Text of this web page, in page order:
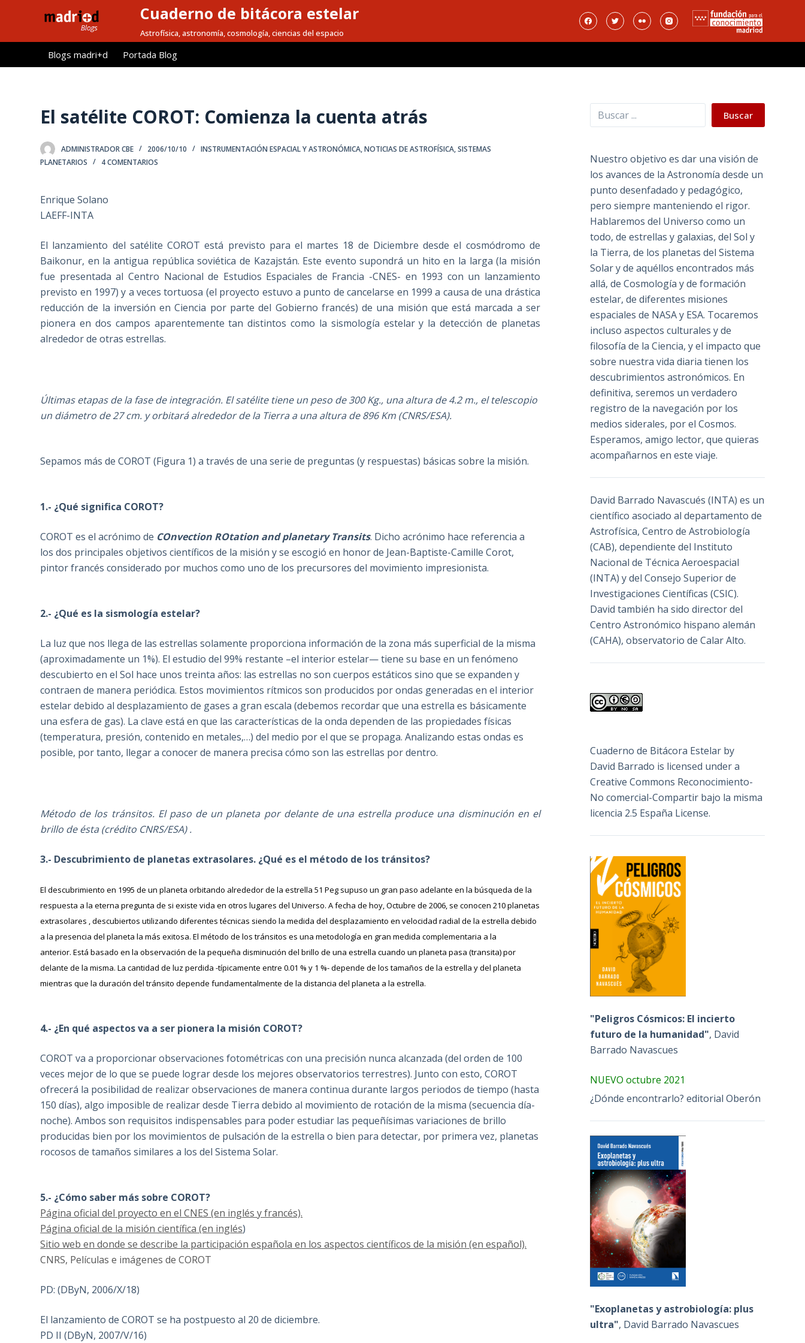
l
Cuaderno de bitácora estelar
Astrofísica, astronomía, cosmología, ciencias del espacio
Blogs madri+d Portada Blog
El satélite COROT: Comienza la cuenta atrás
ADMINISTRADOR CBE 2006/10/10 INSTRUMENTACIÓN ESPACIAL Y ASTRONÓMICA,NOTICIAS DE ASTROFÍSICA,SISTEMAS
PLANETARIOS
4 COMENTARIOS
Enrique Solano
LAEFF-INTA
El lanzamiento del satélite COROT está previsto para el martes 18 de Diciembre desde el cosmódromo de
Baikonur, en la antigua república soviética de Kazajstán. Este evento supondrá un hito en la larga (la misión
fue presentada al Centro Nacional de Estudios Espaciales de Francia -CNES- en 1993 con un lanzamiento
previsto en 1997) y a veces tortuosa (el proyecto estuvo a punto de cancelarse en 1999 a causa de una drástica
reducción de la inversión en Ciencia por parte del Gobierno francés) de una misión que está marcada a ser
pionera en dos campos aparentemente tan distintos como la sismología estelar y la detección de planetas
alrededor de otras estrellas.
Últimas etapas de la fase de integración. El satélite tiene un peso de 300 Kg., una altura de 4.2 m., el telescopio
un diámetro de 27 cm. y orbitará alrededor de la Tierra a una altura de 896 Km (CNRS/ESA).
Sepamos más de COROT (Figura 1) a través de una serie de preguntas (y respuestas) básicas sobre la misión.
1.- ¿Qué significa COROT?
COROT es el acrónimo de COnvection ROtation and planetary Transits. Dicho acrónimo hace referencia a
los dos principales objetivos científicos de la misión y se escogió en honor de Jean-Baptiste-Camille Corot,
pintor francés considerado por muchos como uno de los precursores del movimiento impresionista.
2.- ¿Qué es la sismología estelar?
La luz que nos llega de las estrellas solamente proporciona información de la zona más superficial de la misma
(aproximadamente un 1%). El estudio del 99% restante –el interior estelar— tiene su base en un fenómeno
descubierto en el Sol hace unos treinta años: las estrellas no son cuerpos estáticos sino que se expanden y
contraen de manera periódica. Estos movimientos rítmicos son producidos por ondas generadas en el interior
estelar debido al desplazamiento de gases a gran escala (debemos recordar que una estrella es básicamente
una esfera de gas). La clave está en que las características de la onda dependen de las propiedades físicas
(temperatura, presión, contenido en metales,…) del medio por el que se propaga. Analizando estas ondas es
posible, por tanto, llegar a conocer de manera precisa cómo son las estrellas por dentro.
Método de los tránsitos. El paso de un planeta por delante de una estrella produce una disminución en el
brillo de ésta (crédito CNRS/ESA) .
3.- Descubrimiento de planetas extrasolares. ¿Qué es el método de los tránsitos?
El descubrimiento en 1995 de un planeta orbitando alrededor de la estrella 51 Peg supuso un gran paso adelante en la búsqueda de la
respuesta a la eterna pregunta de si existe vida en otros lugares del Universo. A fecha de hoy, Octubre de 2006, se conocen 210 planetas
extrasolares , descubiertos utilizando diferentes técnicas siendo la medida del desplazamiento en velocidad radial de la estrella debido
a la presencia del planeta la más exitosa. El método de los tránsitos es una metodología en gran medida complementaria a la
anterior. Está basado en la observación de la pequeña disminución del brillo de una estrella cuando un planeta pasa (transita) por
delante de la misma. La cantidad de luz perdida -típicamente entre 0.01 % y 1 %- depende de los tamaños de la estrella y del planeta
mientras que la duración del tránsito depende fundamentalmente de la distancia del planeta a la estrella.
4.- ¿En qué aspectos va a ser pionera la misión COROT?
COROT va a proporcionar observaciones fotométricas con una precisión nunca alcanzada (del orden de 100
veces mejor de lo que se puede lograr desde los mejores observatorios terrestres). Junto con esto, COROT
ofrecerá la posibilidad de realizar observaciones de manera continua durante largos periodos de tiempo (hasta
150 días), algo imposible de realizar desde Tierra debido al movimiento de rotación de la misma (secuencia día-
noche). Ambos son requisitos indispensables para poder estudiar las pequeñísimas variaciones de brillo
producidas bien por los movimientos de pulsación de la estrella o bien para detectar, por primera vez, planetas
rocosos de tamaños similares a los del Sistema Solar.
5.- ¿Cómo saber más sobre COROT?
Página oficial del proyecto en el CNES (en inglés y francés).
Página oficial de la misión científica (en inglés)
Sitio web en donde se describe la participación española en los aspectos científicos de la misión (en español).
CNRS, Películas e imágenes de COROT
PD: (DByN, 2006/X/18)
El lanzamiento de COROT se ha postpuesto al 20 de diciembre.
PD II (DByN, 2007/V/16)
Buscar Buscar
Nuestro objetivo es dar una visión de
los avances de la Astronomía desde un
punto desenfadado y pedagógico,
pero siempre manteniendo el rigor.
Hablaremos del Universo como un
todo, de estrellas y galaxias, del Sol y
la Tierra, de los planetas del Sistema
Solar y de aquéllos encontrados más
allá, de Cosmología y de formación
estelar, de diferentes misiones
espaciales de NASA y ESA. Tocaremos
incluso aspectos culturales y de
filosofía de la Ciencia, y el impacto que
sobre nuestra vida diaria tienen los
descubrimientos astronómicos. En
definitiva, seremos un verdadero
registro de la navegación por los
medios siderales, por el Cosmos.
Esperamos, amigo lector, que quieras
acompañarnos en este viaje.
David Barrado Navascués (INTA) es un
científico asociado al departamento de
Astrofísica, Centro de Astrobiología
(CAB), dependiente del Instituto
Nacional de Técnica Aeroespacial
(INTA) y del Consejo Superior de
Investigaciones Científicas (CSIC).
David también ha sido director del
Centro Astronómico hispano alemán
(CAHA), observatorio de Calar Alto.
Cuaderno de Bitácora Estelar by
David Barrado is licensed under a
Creative Commons Reconocimiento-
No comercial-Compartir bajo la misma
licencia 2.5 España License.
"Peligros Cósmicos: El incierto
futuro de la humanidad", David
Barrado Navascues
NUEVO octubre 2021
¿Dónde encontrarlo? editorial Oberón
"Exoplanetas y astrobiología: plus
ultra", David Barrado Navascues